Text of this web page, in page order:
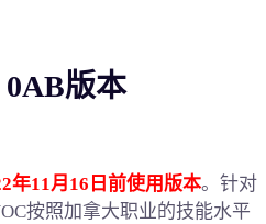
0AB版本
年11月16日前使用版本。针对
按照加拿大职业的技能水平